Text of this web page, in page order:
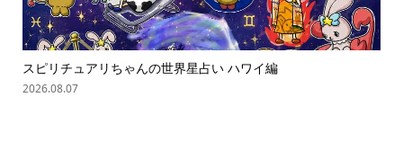
スピリチュアリちゃんの世界星占い ハワイ編
2026.08.07